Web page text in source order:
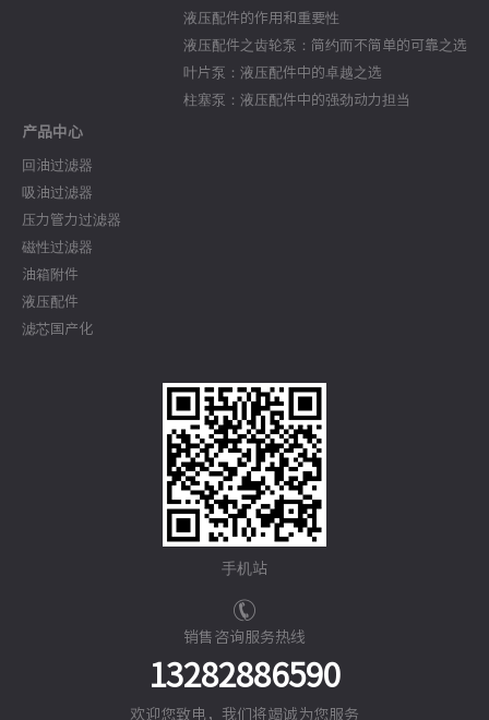
液压配件的作用和重要性
液压配件之齿轮泵：简约而不简单的可靠之选
叶片泵：液压配件中的卓越之选
柱塞泵：液压配件中的强劲动力担当
产品中心
回油过滤器
吸油过滤器
压力管力过滤器
磁性过滤器
油箱附件
液压配件
滤芯国产化
手机站
销售咨询服务热线
13282886590
欢迎您致电，我们将竭诚为您服务